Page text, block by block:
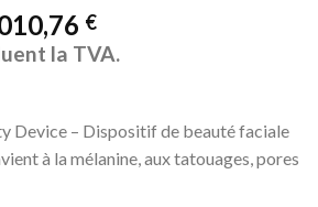
€
la TVA.
Device – Dispositif de beauté faciale
à la mélanine, aux tatouages, pores